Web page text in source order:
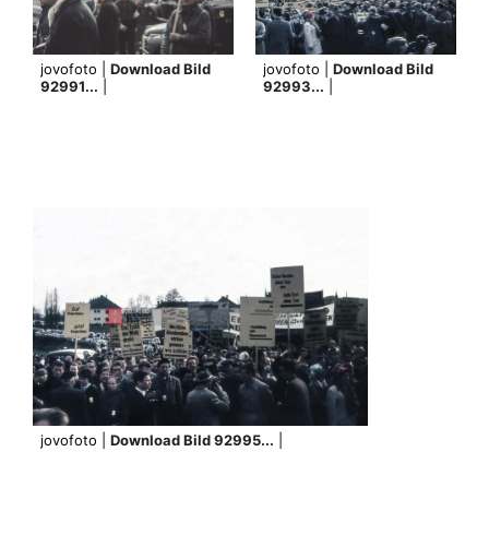
jovofoto | Download Bild
92991...
jovofoto | Download Bild
92993...
jovofoto | Download Bild 92995...